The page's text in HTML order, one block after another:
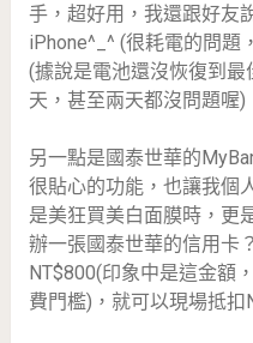
手，超好用，我還跟好友
iPhone^_^ (很耗電的問題
(據說是電池還沒恢復到
天，甚至兩天都沒問題喔)
另一點是國泰世華的
很貼心的功能，也讓我個
是美狂買美白面膜時，更
辦一張國泰世華的信用卡
NT$800(印象中是這金額
費門檻)，就可以現場抵扣